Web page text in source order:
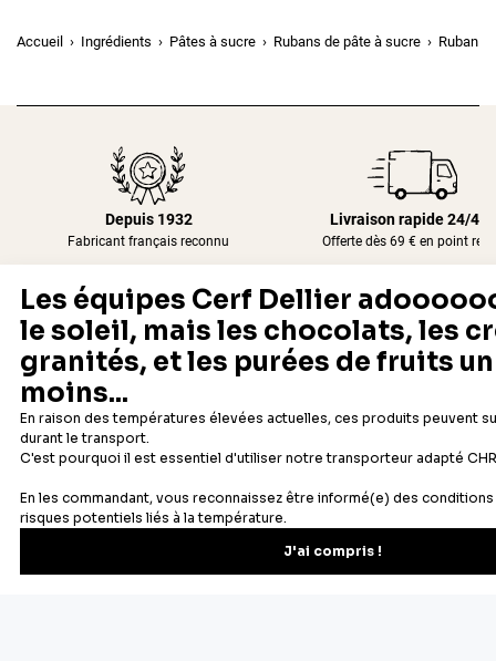
Accueil Ingrédients Pâtes à sucre Rubans de pâte à sucre Ruban
Depuis 1932
Fabricant français reconnu
Livraison rapide 24/48h
Offerte dès 69 € en point
Newsletter
Recevez les recettes, astuces et offres spéciales.
S'inscrire
Vous pourrez vous désinscrire depuis votre espace client.